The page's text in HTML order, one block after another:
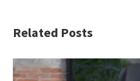
Related Posts